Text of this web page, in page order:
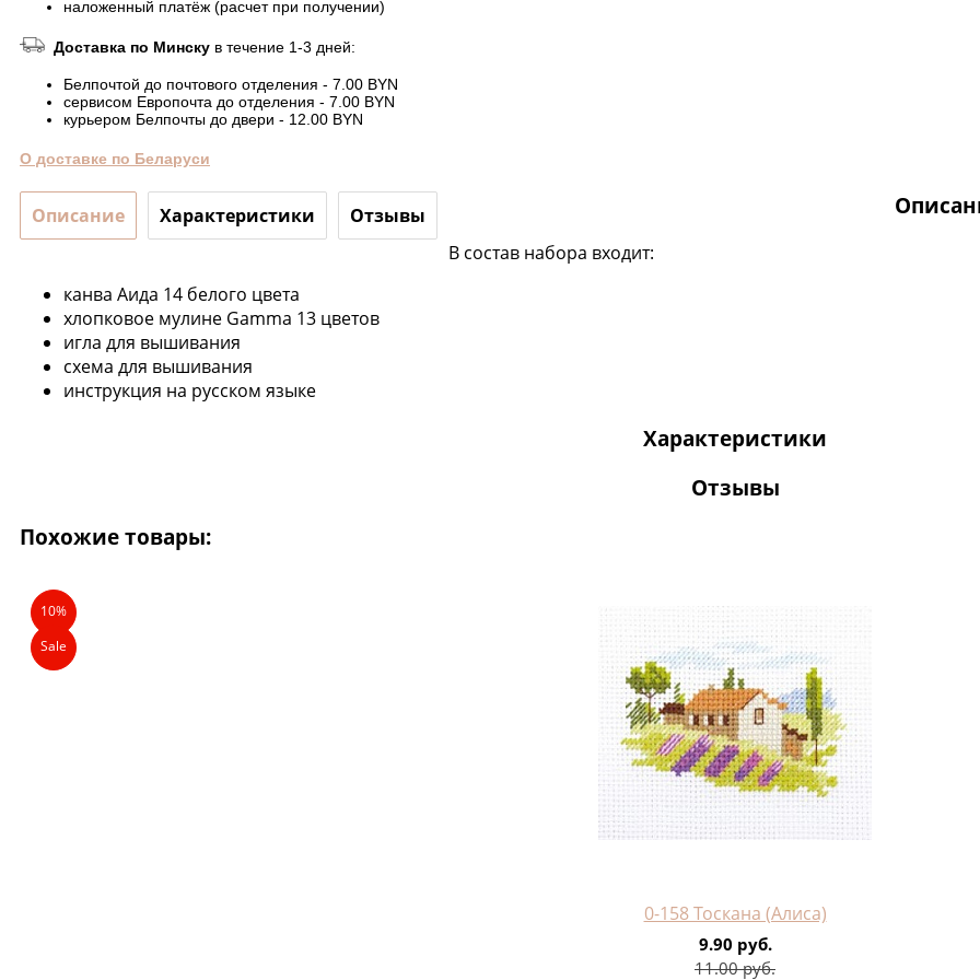
наложенный платёж (расчет при получении)
Доставка по Минску в течение 1-3 дней:
Белпочтой до почтового отделения - 7.00 BYN
сервисом Европочта до отделения - 7.00 BYN
курьером Белпочты до двери - 12.00 BYN
О доставке по Беларуси
Описание Характеристики Отзывы
В состав набора входит:
канва Аида 14 белого цвета
хлопковое мулине Gamma 13 цветов
игла для вышивания
схема для вышивания
инструкция на русском языке
Характеристики
Отзывы
Похожие товары:
10%
Sale
0-158 Тоскана (Алиса)
9.90 руб.
11.00 руб.